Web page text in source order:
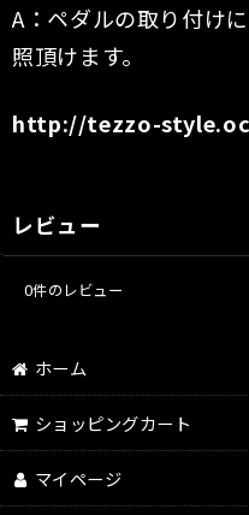
A：ペダルの取り付け
照頂けます。
http://tezzo-
レビュー
0件のレビュー
ホーム
ショッピングカート
マイページ